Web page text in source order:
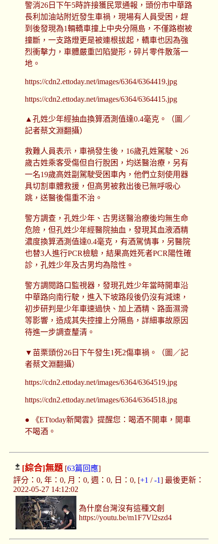
警消26日下午5時許接獲民眾通報，頭份市中華路
長利加油站附近發生車禍，現場有人員受困，趕
到後發現為1輛轎車撞上中央分隔島，不僅路樹被
撞斷，一支路燈更是被連根拔起，轎車也因為強
烈衝擊力，車體嚴重凹陷變形，碎片零件散落一
地。
https://cdn2.ettoday.net/images/6364/6364419.jpg
https://cdn2.ettoday.net/images/6364/6364415.jpg
▲孔姓少年經抽血換算酒測值達0.4毫克。（圖／
記者蔡文淵翻攝）
救難人員表示，車禍發生後，16歲孔姓駕駛、26
歲古姓乘客受傷但自行脫困，均送醫治療，另有
一名19歲高姓副駕駛受困車內，他們立刻使用器
具切割車體救援，但高男被救出後已無呼吸心
跳，送醫後傷重不治。
警方調查，孔姓少年、古男送醫治療後均無生命
危險，但孔姓少年經醫院抽血，發現其血液酒精
濃度換算酒測值達0.4毫克，有酒駕情事，另醫院
也替3人進行PCR檢驗，結果高姓死者PCR陽性確
診，孔姓少年及古男均為陰性。
警方調閱路口監視器，發現孔姓少年當時開車沿
中華路向南行駛，進入下坡路段後仍沒有減速，
初步研判是少年車速過快、加上酒精、路面濕滑
等影響，造成其失控撞上分隔島，詳細事故原因
待進一步調查釐清。
▼苗栗頭份26日下午發生1死2傷車禍。（圖／記
者蔡文淵翻攝）
https://cdn2.ettoday.net/images/6364/6364519.jpg
https://cdn2.ettoday.net/images/6364/6364518.jpg
● 《ETtoday新聞雲》提醒您：喝酒不開車，開車
不喝酒。
[綜合]無題[63篇回應]
評分：0, 年：0, 月：0, 週：0, 日：0, [+1 /-1] 最後更新：
2022-05-27 14:12:02
為什麼台灣沒有這種文創
https://youtu.be/m1F7Vl2szd4